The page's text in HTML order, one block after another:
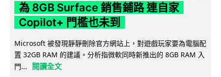
為 8GB Surface 銷售鋪路 連自家
Copilot+ 門檻也未到
Microsoft 被發現靜靜刪除官方網站上，對遊戲玩家要為電腦配
置 32GB RAM 的建議。分析指微軟同時新推出的 8GB RAM 入
門...
閱讀全文